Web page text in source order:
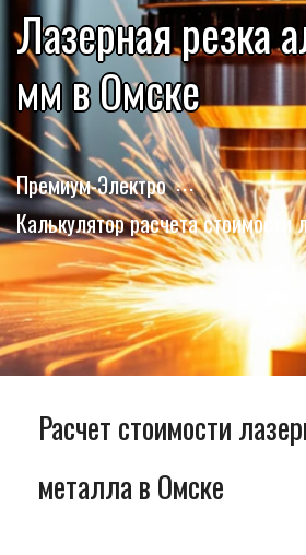
Лазерная резка
мм в Омске
Премиум-Электро
Калькулятор расчета стоимости
Расчет стоимости
металла в Омске